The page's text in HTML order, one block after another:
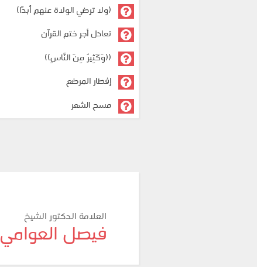
(ولا ترضي الولاة عنهم أبدًا)
تعادل أجر ختم القرآن
((وَكَثِيرٌ مِنَ النَّاسِ))
إفطار المرضع
مسح الشعر
العلامة الدكتور الشيخ
فيصل العوامي